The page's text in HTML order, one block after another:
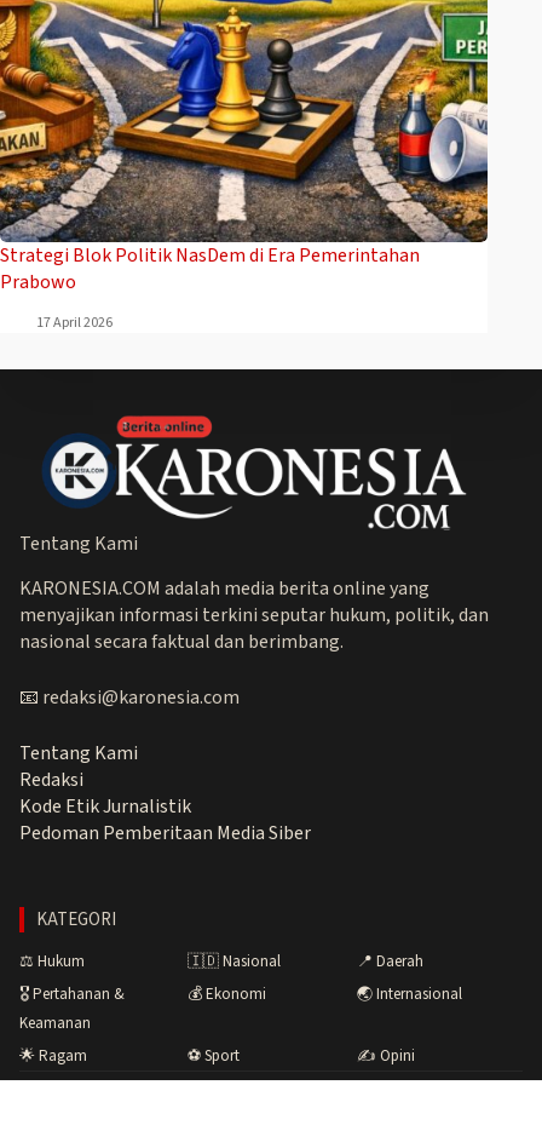
Strategi Blok Politik NasDem di Era Pemerintahan
Prabowo
17 April 2026
Tentang Kami
KARONESIA.COM adalah media berita online yang
menyajikan informasi terkini seputar hukum, politik, dan
nasional secara faktual dan berimbang.
📧 redaksi@karonesia.com
Tentang Kami
Redaksi
Kode Etik Jurnalistik
Pedoman Pemberitaan Media Siber
KATEGORI
⚖️ Hukum 🇮🇩 Nasional
📍 Daerah
🎖️ Pertahanan &
Keamanan
💰 Ekonomi 🌏 Internasional
🌟 Ragam ⚽ Sport ✍️ Opini